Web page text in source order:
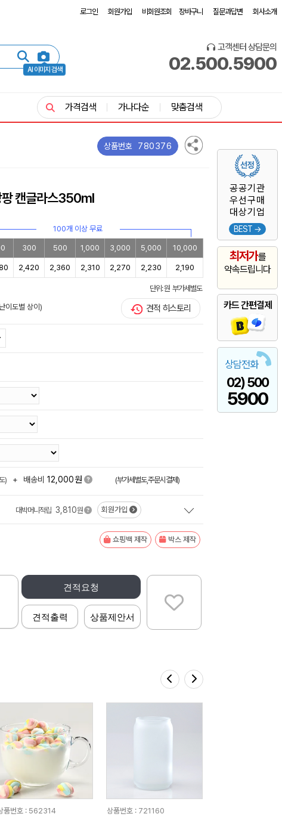
로그인 회원가입 비회원조회 장바구니 질문과답변 회사소개
AI 이미지 검색
고객센터 상담문의
02.500.5900
공공기관
우선구매
대상기업
BEST →
최저가를
약속드립니다
카드 간편결제
상담전화
02) 500
5900
가격검색 가나다순 맞춤검색
상품번호 780376
팡 캔글라스350ml
100개 이상 무료
300 500 1,000 3,000 5,000 10,000
2,420 2,360 2,310 2,270 2,230 2,190
단위: 원 부가세별도
이도별 상이) 견적 히스토리
) + 배송비 12,000원 (부가세별도,주문시결제)
대박머니적립 3,810원 회원가입
쇼핑백 제작 박스 제작
견적요청
견적출력 상품제안서
품번호 : 562314
상품번호 : 721160